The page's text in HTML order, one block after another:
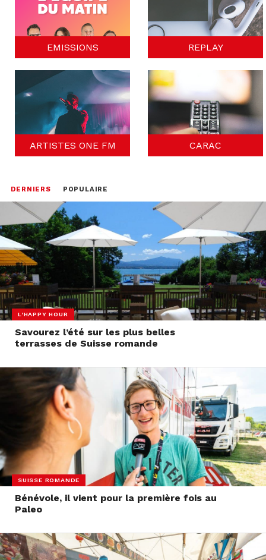
EMISSIONS REPLAY
ARTISTES ONE FM CARAC
DERNIERS POPULAIRE
L'HAPPY HOUR
Savourez l’été sur les plus belles
terrasses de Suisse romande
SUISSE ROMANDE
Bénévole, il vient pour la première fois au
Paleo